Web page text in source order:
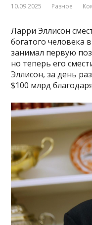
10.09.2025 Разное
Ларри Эллисон
богатого человека
занимал первую
но теперь его
Эллисон, за день
$100 млрд